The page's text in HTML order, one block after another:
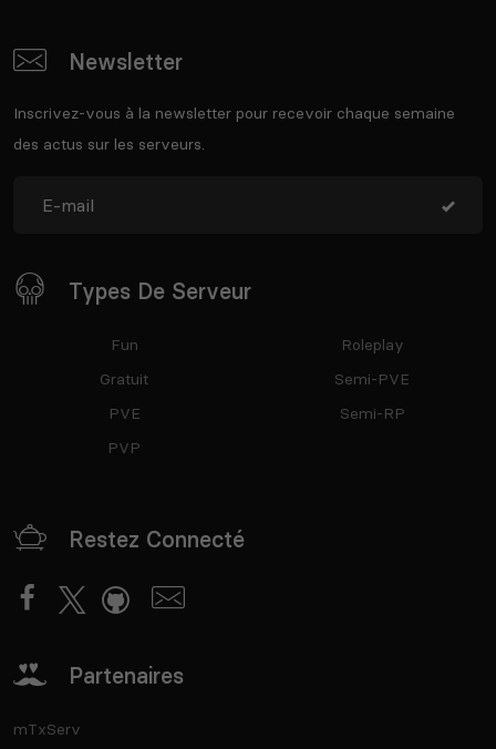
Newsletter
Inscrivez-vous à la newsletter pour recevoir chaque semaine
des actus sur les serveurs.
Types De Serveur
Fun
Gratuit
PVE
PVP
Roleplay
Semi-PVE
Semi-RP
Restez Connecté
Partenaires
mTxServ